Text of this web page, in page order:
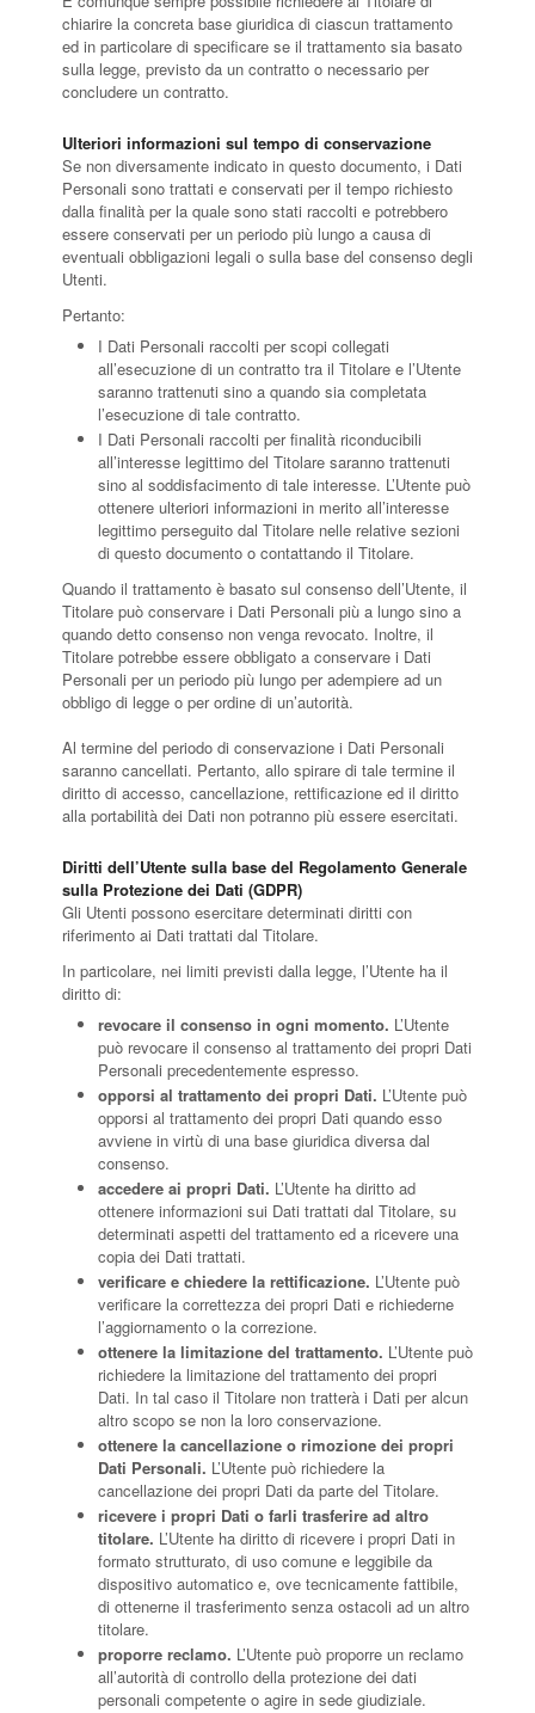
chiarire la concreta base giuridica di ciascun trattamento
ed in particolare di specificare se il trattamento sia basato
sulla legge, previsto da un contratto o necessario per
concludere un contratto.
Ulteriori informazioni sul tempo di conservazione
Se non diversamente indicato in questo documento, i Dati
Personali sono trattati e conservati per il tempo richiesto
dalla finalità per la quale sono stati raccolti e potrebbero
essere conservati per un periodo più lungo a causa di
eventuali obbligazioni legali o sulla base del consenso degli
Utenti.
Pertanto:
I Dati Personali raccolti per scopi collegati
all’esecuzione di un contratto tra il Titolare e l’Utente
saranno trattenuti sino a quando sia completata
l’esecuzione di tale contratto.
I Dati Personali raccolti per finalità riconducibili
all’interesse legittimo del Titolare saranno trattenuti
sino al soddisfacimento di tale interesse. L’Utente può
ottenere ulteriori informazioni in merito all’interesse
legittimo perseguito dal Titolare nelle relative sezioni
di questo documento o contattando il Titolare.
Quando il trattamento è basato sul consenso dell’Utente, il
Titolare può conservare i Dati Personali più a lungo sino a
quando detto consenso non venga revocato. Inoltre, il
Titolare potrebbe essere obbligato a conservare i Dati
Personali per un periodo più lungo per adempiere ad un
obbligo di legge o per ordine di un’autorità.
Al termine del periodo di conservazione i Dati Personali
saranno cancellati. Pertanto, allo spirare di tale termine il
diritto di accesso, cancellazione, rettificazione ed il diritto
alla portabilità dei Dati non potranno più essere esercitati.
Diritti dell’Utente sulla base del Regolamento Generale
sulla Protezione dei Dati (GDPR)
Gli Utenti possono esercitare determinati diritti con
riferimento ai Dati trattati dal Titolare.
In particolare, nei limiti previsti dalla legge, l’Utente ha il
diritto di:
revocare il consenso in ogni momento. L’Utente
può revocare il consenso al trattamento dei propri Dati
Personali precedentemente espresso.
opporsi al trattamento dei propri Dati. L’Utente può
opporsi al trattamento dei propri Dati quando esso
avviene in virtù di una base giuridica diversa dal
consenso.
accedere ai propri Dati. L’Utente ha diritto ad
ottenere informazioni sui Dati trattati dal Titolare, su
determinati aspetti del trattamento ed a ricevere una
copia dei Dati trattati.
verificare e chiedere la rettificazione. L’Utente può
verificare la correttezza dei propri Dati e richiederne
l’aggiornamento o la correzione.
ottenere la limitazione del trattamento. L’Utente può
richiedere la limitazione del trattamento dei propri
Dati. In tal caso il Titolare non tratterà i Dati per alcun
altro scopo se non la loro conservazione.
ottenere la cancellazione o rimozione dei propri
Dati Personali. L’Utente può richiedere la
cancellazione dei propri Dati da parte del Titolare.
ricevere i propri Dati o farli trasferire ad altro
titolare. L’Utente ha diritto di ricevere i propri Dati in
formato strutturato, di uso comune e leggibile da
dispositivo automatico e, ove tecnicamente fattibile,
di ottenerne il trasferimento senza ostacoli ad un altro
titolare.
proporre reclamo. L’Utente può proporre un reclamo
all’autorità di controllo della protezione dei dati
personali competente o agire in sede giudiziale.